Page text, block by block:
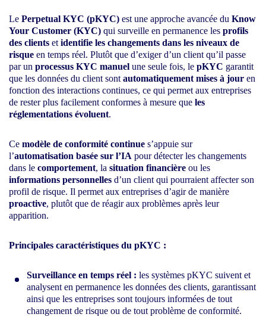
Le Perpetual KYC (pKYC) est une approche avancée du Know
Your Customer (KYC) qui surveille en permanence les profils
des clients et identifie les changements dans les niveaux de
risque en temps réel. Plutôt que d’exiger d’un client qu’il passe
par un processus KYC manuel une seule fois, le pKYC garantit
que les données du client sont automatiquement mises à jour en
fonction des interactions continues, ce qui permet aux entreprises
de rester plus facilement conformes à mesure que les
réglementations évoluent.
Ce modèle de conformité continue s’appuie sur
l’automatisation basée sur l’IA pour détecter les changements
dans le comportement, la situation financière ou les
informations personnelles d’un client qui pourraient affecter son
profil de risque. Il permet aux entreprises d’agir de manière
proactive, plutôt que de réagir aux problèmes après leur
apparition.
Principales caractéristiques du pKYC :
Surveillance en temps réel : les systèmes pKYC suivent et
analysent en permanence les données des clients, garantissant
ainsi que les entreprises sont toujours informées de tout
changement de risque ou de tout problème de conformité.